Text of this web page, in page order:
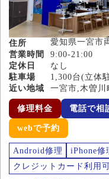
住所
愛知県一宮市
営業時間
9:00-21:00
定休日
なし
駐車場
1,300台(立体
近い地域
一宮市,木曽
修理料金 電話で相
webで予約
Android修理 iPhone修
クレジットカード利用